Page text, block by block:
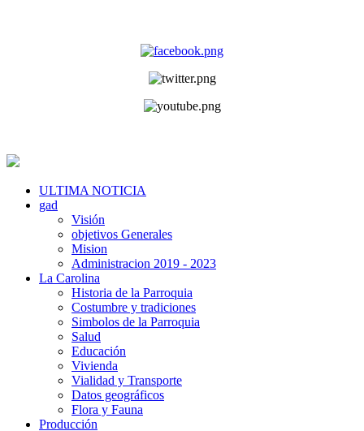
ULTIMA NOTICIA
gad
Visión
objetivos Generales
Mision
Administracion 2019 - 2023
La Carolina
Historia de la Parroquia
Costumbre y tradiciones
Simbolos de la Parroquia
Salud
Educación
Vivienda
Vialidad y Transporte
Datos geográficos
Flora y Fauna
Producción